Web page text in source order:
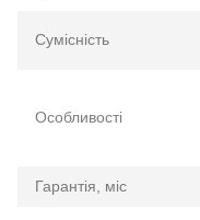
Сумісність
Особливості
Гарантія, міс